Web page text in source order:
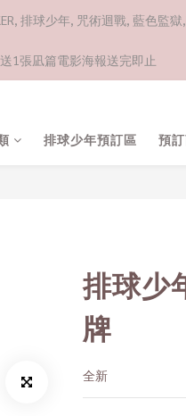
排球少年, 咒術迴戰, 藍色監獄
1張凪篇電影海報送完即止
排球少年預訂區 預
排球少
牌
全新